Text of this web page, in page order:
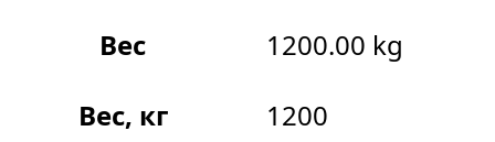
Вес
1200.00 kg
Вес, кг
1200